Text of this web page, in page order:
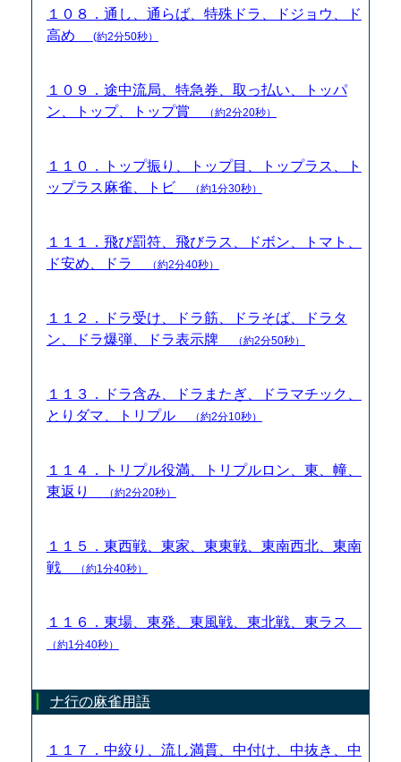
１０８．通し、通らば、特殊ドラ、ドジョウ、ド
高め
(約2分50秒）
１０９．途中流局、特急券、取っ払い、トッパ
ン、トップ、トップ賞
（約2分20秒）
１１０．トップ振り、トップ目、トップラス、ト
ップラス麻雀、トビ
（約1分30秒）
１１１．飛び罰符、飛びラス、ドボン、トマト、
ド安め、ドラ
（約2分40秒）
１１２．ドラ受け、ドラ筋、ドラそば、ドラタ
ン、ドラ爆弾、ドラ表示牌
（約2分50秒）
１１３．ドラ含み、ドラまたぎ、ドラマチック、
とりダマ、トリプル
（約2分10秒）
１１４．トリプル役満、トリプルロン、東、幢、
東返り
（約2分20秒）
１１５．東西戦、東家、東東戦、東南西北、東南
戦
（約1分40秒）
１１６．東場、東発、東風戦、東北戦、東ラス
（約1分40秒）
ナ行の麻雀用語
１１７．中絞り、流し満貫、中付け、中抜き、中